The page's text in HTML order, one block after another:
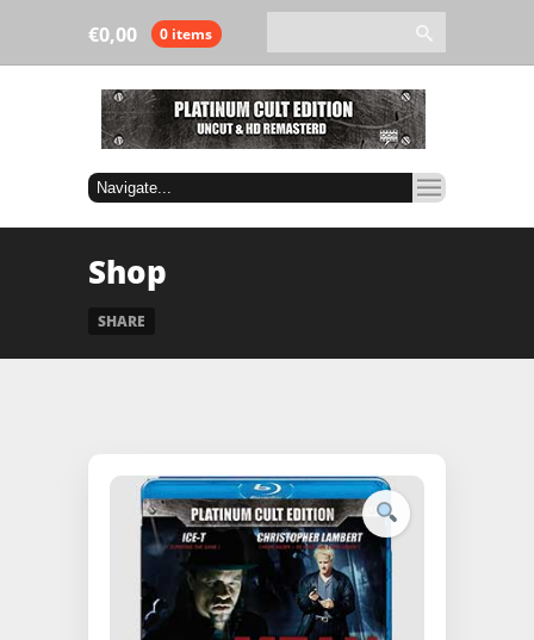
0,00
€ 0 items
Shop
SHARE